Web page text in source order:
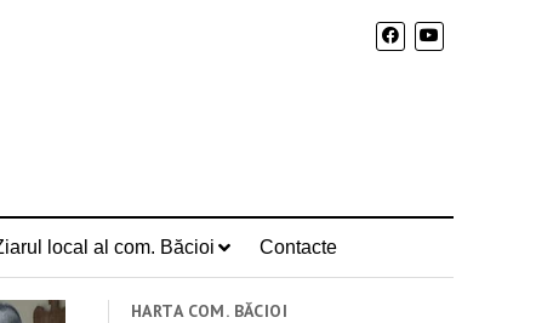
local al com. Băcioi Contacte
HARTA COM. BĂCIOI